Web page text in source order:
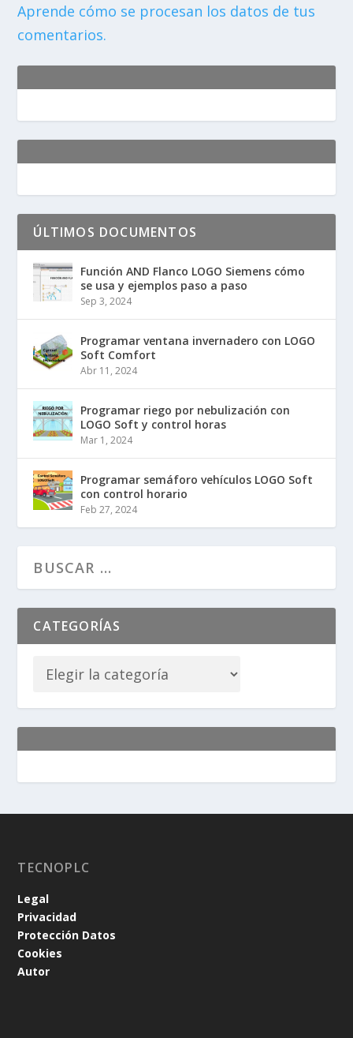
Aprende cómo se procesan los datos de tus
comentarios.
ÚLTIMOS DOCUMENTOS
Función AND Flanco LOGO Siemens cómo
se usa y ejemplos paso a paso
Sep 3, 2024
Programar ventana invernadero con LOGO
Soft Comfort
Abr 11, 2024
Programar riego por nebulización con
LOGO Soft y control horas
Mar 1, 2024
Programar semáforo vehículos LOGO Soft
con control horario
Feb 27, 2024
CATEGORÍAS
TECNOPLC
Legal
Privacidad
Protección Datos
Cookies
Autor